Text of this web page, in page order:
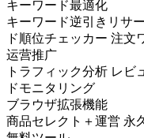
キーワード最適化
キーワード逆引きリサ
ド順位チェッカー 注文
运营推广
トラフィック分析 レビ
ドモニタリング
ブラウザ拡張機能
商品セレクト＋運営 永